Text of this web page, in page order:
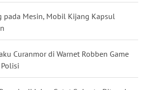
pada Mesin, Mobil Kijang Kapsul
Curanmor di Warnet Robben Game